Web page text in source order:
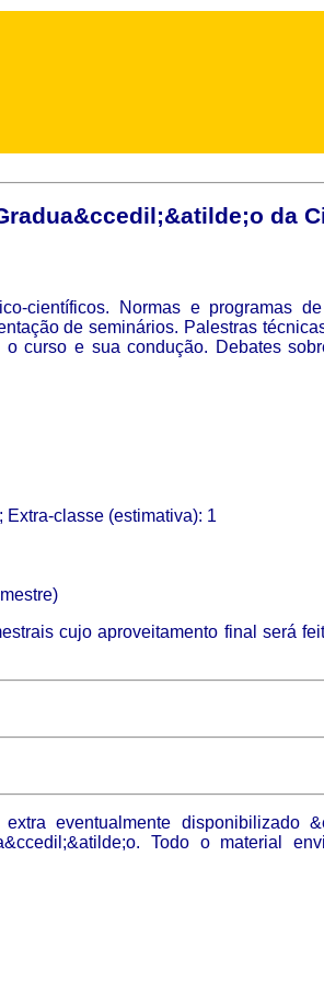
da
científicos. Normas e programas
de seminários. Palestras
curso e sua condução. Debates
; Extra-classe (estimativa): 1
cujo aproveitamento final será
eventualmente disponibilizado
Todo o material